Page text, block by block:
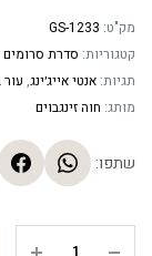
מק"ט: GS-1233
קטגוריות: סדרת סרומים New-essentials
תגיות: אנטי אייג׳ינג, עור
מותג: חוה זינגבוים
שתפו: